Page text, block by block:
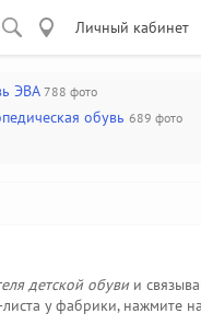
Личный кабинет
ЭВА 788 фото
обувь 689 фото
детской обувии
у фабрики, нажмите